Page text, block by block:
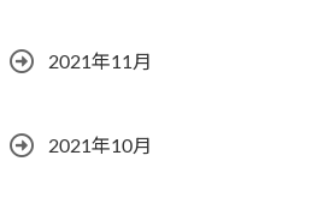
2021年11月
2021年10月